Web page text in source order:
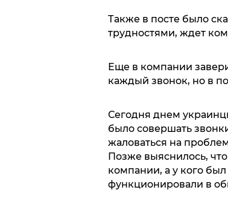
Также в посте было
трудностями, ждет
Еще в компании
каждый звонок, но в
Сегодня днем
было совершать
жаловаться на
Позже выяснилось,
компании, а у кого
функционировали в